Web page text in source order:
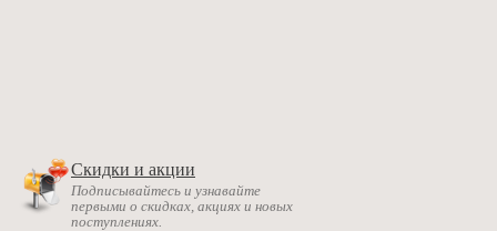
Скидки и акции
Подписывайтесь и узнавайте
первыми о скидках, акциях и новых
поступлениях.